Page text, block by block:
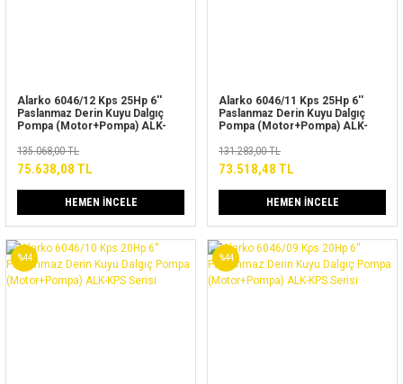
Alarko 6046/12 Kps 25Hp 6''
Paslanmaz Derin Kuyu Dalgıç
Pompa (Motor+Pompa) ALK-
135.068,00 TL
75.638,08 TL
HEMEN İNCELE
Alarko 6046/11 Kps 25Hp 6''
Paslanmaz Derin Kuyu Dalgıç
Pompa (Motor+Pompa) ALK-
131.283,00 TL
73.518,48 TL
HEMEN İNCELE
%44 %44